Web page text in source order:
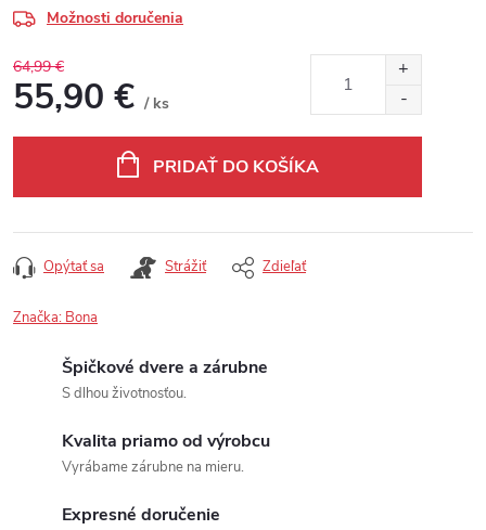
Možnosti doručenia
64,99 €
55,90 € / ks
PRIDAŤ DO KOŠÍKA
Opýtať sa Strážiť Zdieľať
Značka: Bona
Špičkové dvere a zárubne
S dlhou životnosťou.
Kvalita priamo od výrobcu
Vyrábame zárubne na mieru.
Expresné doručenie